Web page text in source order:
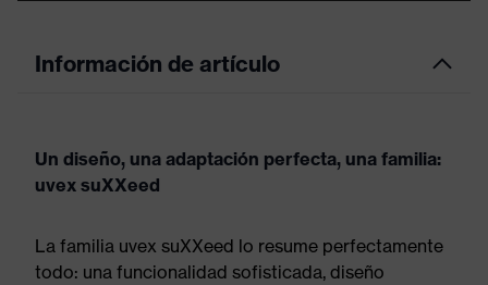
Información de artículo
Un diseño, una adaptación perfecta, una familia:
uvex suXXeed
La familia uvex suXXeed lo resume perfectamente
todo: una funcionalidad sofisticada, diseño